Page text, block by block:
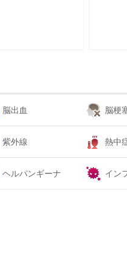
脳出血 脳梗
紫外線 熱中
ヘルパンギーナ イン